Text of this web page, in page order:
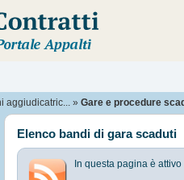
aggiudicatric... » Gare e procedure
Elenco bandi di gara scaduti
In questa pagina è